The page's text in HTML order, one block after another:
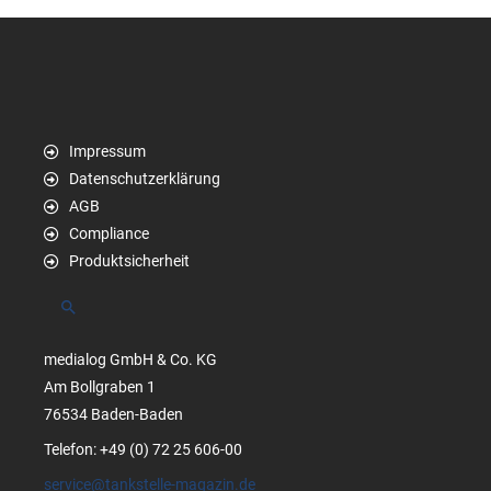
Impressum
Datenschutzerklärung
AGB
Compliance
Produktsicherheit
Suchen
medialog GmbH & Co. KG
Am Bollgraben 1
76534 Baden-Baden
Telefon: +49 (0) 72 25 606-00
service@tankstelle-magazin.de